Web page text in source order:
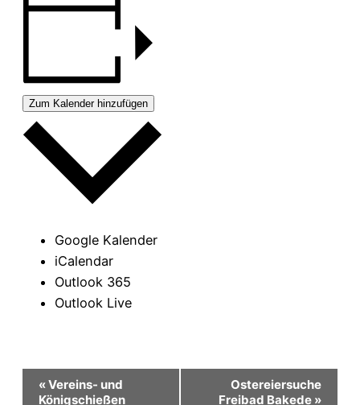
Zum Kalender hinzufügen
Google Kalender
iCalendar
Outlook 365
Outlook Live
Veranstaltung-
«Vereins- und
Königschießen
Ostereiersuche
Freibad Bakede »